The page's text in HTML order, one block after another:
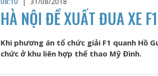
HÀ NỘI ĐỀ XUẤT ĐUA XE
Khi phương án tổ chức giải F1 quanh Hồ
chức ở khu liên hợp thể thao Mỹ Đình.